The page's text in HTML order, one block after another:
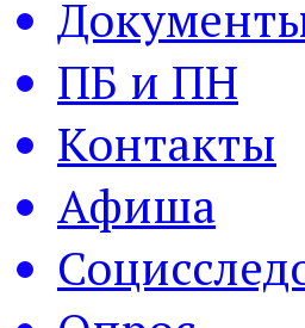
ПБ и ПН
Контакты
Афиша